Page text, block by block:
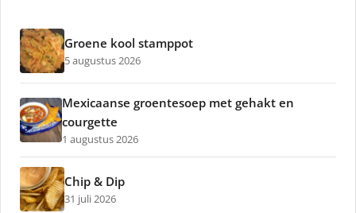
Groene kool stamppot
5 augustus 2026
Mexicaanse groentesoep met gehakt en
courgette
1 augustus 2026
Chip & Dip
31 juli 2026